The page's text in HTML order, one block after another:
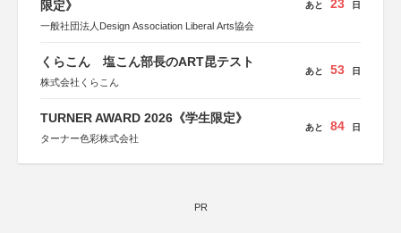
限定》
一般社団法人Design Association Liberal Arts協会
あと 23 日
くらこん 塩こん部長のART昆テスト
株式会社くらこん
あと 53 日
TURNER AWARD 2026《学生限定》
ターナー色彩株式会社
あと 84 日
PR